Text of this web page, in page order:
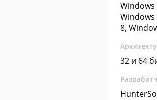
Windows
Windows
8,
32 и 64